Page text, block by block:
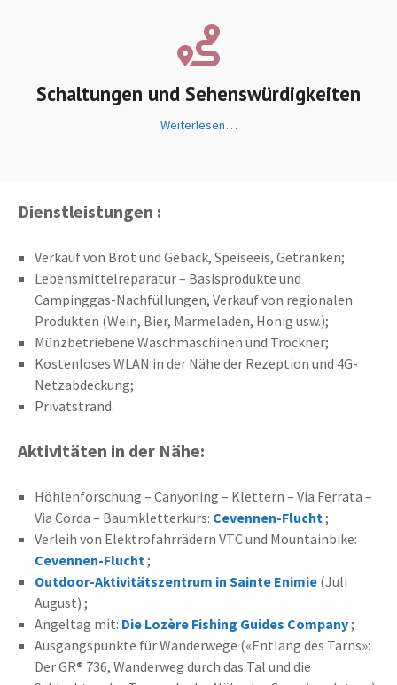
Schaltungen und Sehenswürdigkeiten
Weiterlesen…
Dienstleistungen :
Verkauf von Brot und Gebäck, Speiseeis, Getränken;
Lebensmittelreparatur – Basisprodukte und
Campinggas-Nachfüllungen, Verkauf von regionalen
Produkten (Wein, Bier, Marmeladen, Honig usw.);
Münzbetriebene Waschmaschinen und Trockner;
Kostenloses WLAN in der Nähe der Rezeption und 4G-
Netzabdeckung;
Privatstrand.
Aktivitäten in der Nähe:
Höhlenforschung – Canyoning – Klettern – Via Ferrata –
Via Corda – Baumkletterkurs: Cevennen-Flucht ;
Verleih von Elektrofahrrädern VTC und Mountainbike:
Cevennen-Flucht ;
Outdoor-Aktivitätszentrum in Sainte Enimie (Juli
August) ;
Angeltag mit: Die Lozère Fishing Guides Company;
Ausgangspunkte für Wanderwege («Entlang des Tarns»:
Der GR® 736, Wanderweg durch das Tal und die